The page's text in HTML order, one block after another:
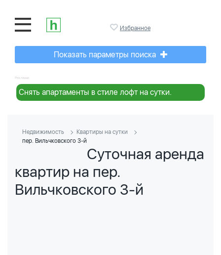
Избранное
Показать параметры поиска
Реклама:
Снять апартаменты в стиле лофт на сутки.
Недвижимость
Квартиры на сутки
пер. Вильчковского 3-й
Суточная аренда
квартир на пер.
Вильчковского 3-й